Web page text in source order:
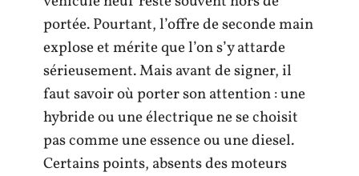
portée. Pourtant, l’offre de seconde main
explose et mérite que l’on s’y attarde
sérieusement. Mais avant de signer, il
faut savoir où porter son attention : une
hybride ou une électrique ne se choisit
pas comme une essence ou une diesel.
Certains points, absents des moteurs